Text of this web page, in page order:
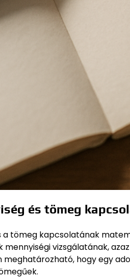
és tömeg
a tömeg kapcsolatának
mennyiségi vizsgálatának,
meghatározható, hogy egy